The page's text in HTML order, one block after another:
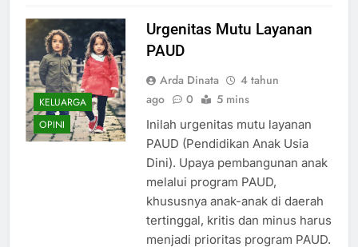
KELUARGA
OPINI
Urgenitas Mutu Layanan
PAUD
Arda Dinata
4 tahun
ago
0 5 mins
Inilah urgenitas mutu layanan
PAUD (Pendidikan Anak Usia
Dini). Upaya pembangunan anak
melalui program PAUD,
khususnya anak-anak di daerah
tertinggal, kritis dan minus harus
menjadi prioritas program PAUD.